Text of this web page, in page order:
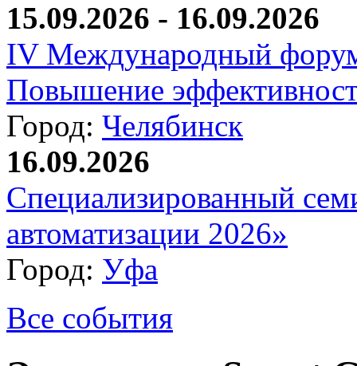
15.09.2026 - 16.09.2026
IV Международный
Повышение
Город: Челябинск
16.09.2026
Специализированный
автоматизации 2026»
Город: Уфа
Все события